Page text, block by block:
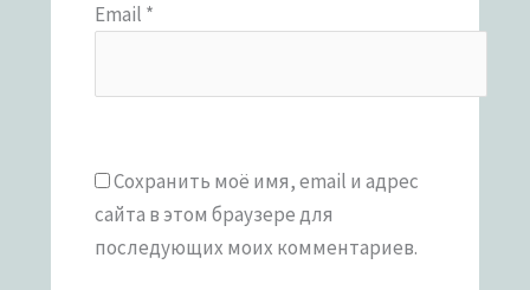
Email *
Сохранить моё имя, email и адрес
сайта в этом браузере для
последующих моих комментариев.